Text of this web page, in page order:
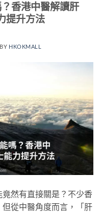
香港中醫解讀肝
提升方法
BY HKOKMALL
然有直接關是？不少香
從中醫角度而言，「肝